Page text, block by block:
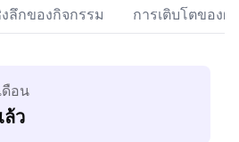
ลึกของกิจกรรม การเติบโตของผู้
ดือน
ล้ว